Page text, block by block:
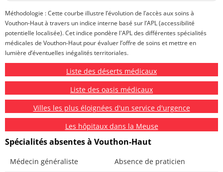
Méthodologie : Cette courbe illustre l’évolution de l’accès aux soins à
Vouthon-Haut à travers un indice interne basé sur l’APL (accessibilité
potentielle localisée). Cet indice pondère l'APL des différentes spécialités
médicales de Vouthon-Haut pour évaluer l’offre de soins et mettre en
lumière d’éventuelles inégalités territoriales.
Liste des déserts médicaux
Liste des oasis médicaux
Villes les plus éloignées d'un service d'urgence
Les hôpitaux dans la Meuse
Spécialités absentes à Vouthon-Haut
Médecin généraliste Absence de praticien